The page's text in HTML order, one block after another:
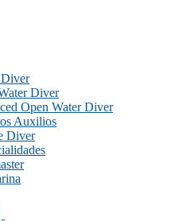
Diver
Open Water Diver
Auxilios
Diver